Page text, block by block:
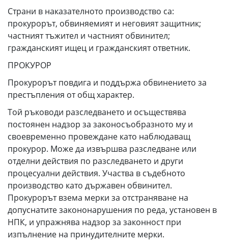
Страни в наказателното производство са:
прокурорът, обвиняемият и неговият защитник;
частният тъжител и частният обвинител;
гражданският ищец и гражданският ответник.
ПРОКУРОР
Прокурорът повдига и поддържа обвинението за
престъпления от общ характер.
Той ръководи разследването и осъществява
постоянен надзор за законосъобразното му и
своевременно провеждане като наблюдаващ
прокурор. Може да извършва разследване или
отделни действия по разследването и други
процесуални действия. Участва в съдебното
производство като държавен обвинител.
Прокурорът взема мерки за отстраняване на
допуснатите закононарушения по реда, установен в
НПК, и упражнява надзор за законност при
изпълнение на принудителните мерки.